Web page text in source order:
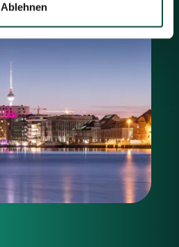
Ablehnen